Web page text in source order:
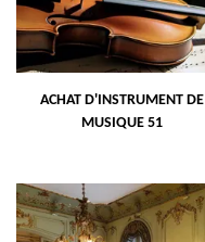
ACHAT D'INSTRUMENT DE
MUSIQUE 51